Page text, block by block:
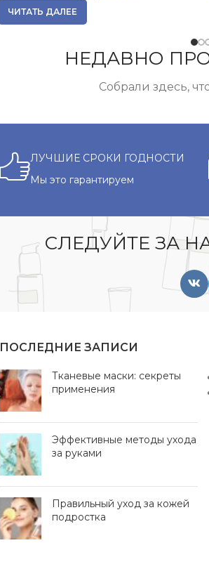
ЧИТАТЬ ДАЛЕЕ
НЕДАВНО
Собрали здесь,
ЛУЧШИЕ СРОКИ ГОДНОСТИ
Мы это гарантируем
СЛЕДУЙТЕ ЗА
ПОСЛЕДНИЕ ЗАПИСИ
Тканевые маски: секреты
применения
Эффективные методы ухода
за руками
Правильный уход за кожей
подростка